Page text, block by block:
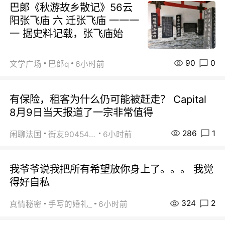
巴郞《秋游故乡散记》56云
阳张飞庙 六 迁张飞庙 一一一
一 据史料记载，张飞庙始
文学广场 巴郞q 6小时前 90 0
有保险，租客为什么仍可能被赶走？ Capital
8月9日当天报道了一宗非常值得
闲聊法国 街友90454511 6小时前 286 1
我爷爷说我把所有希望放你身上了。。。 我觉
得好自私
真情秘密 手写的婚礼_ 6小时前 324 2